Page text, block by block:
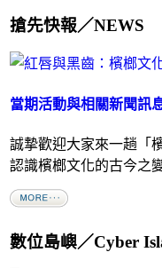
搶先快報／NEWS
當期活動與相關新聞訊
誠摯歡迎大家來一趟「
認識檳榔文化的古今之
數位島嶼／Cyber